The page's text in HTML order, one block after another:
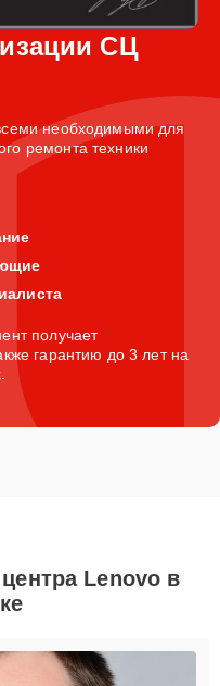
СЦ
необходимыми для
ремонта техники
получает
гарантию до 3 лет на
Lenovo в